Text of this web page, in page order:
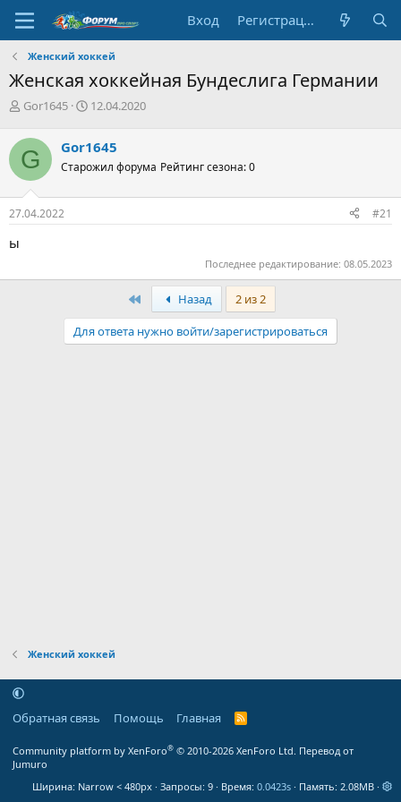
Вход Регистрация
Женский хоккей
Женская хоккейная Бундеслига Германии
А
т
о
р
т
е
м
Gor1645
Д
а
н
ч
12.04.2020
G Gor1645
Старожил форума Рейтинг сезона: 0
27.04.2022 #21
ы
Последнее редактирование: 08.05.2023
ПервыйНазад
2 из 2
Для ответа нужно войти/зарегистрироваться
Женский хоккей
Обратная связь Помощь Главная
R
Community platform by XenForo® © 2010-2026 XenForo Ltd. Перевод от
Jumuro
Ширина
Запросы 9 Время 0.0423s Память 2.08MB